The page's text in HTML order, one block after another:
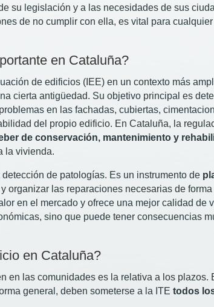
su legislación y a las necesidades de sus
de no cumplir con ella, es vital para
en Cataluña?
de edificios (IEE) en un contexto más
cierta antigüedad. Su objetivo principal es
en las fachadas, cubiertas,
del propio edificio. En Cataluña, la
de conservación, mantenimiento y
la vivienda.
de patologías. Es un instrumento de
organizar las reparaciones necesarias de
en el mercado y ofrece una mejor calidad de
sino que puede tener consecuencias
en Cataluña?
en las comunidades es la relativa a los
general, deben someterse a la ITEtodos